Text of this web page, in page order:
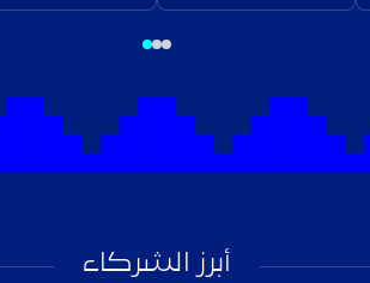
أبرز الشركاء